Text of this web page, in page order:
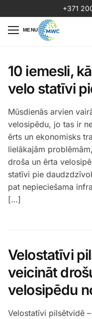
+371
MENU
10 iemesli,
velo statīvi
Mūsdienās arvien
velosipēdu, jo tas ir
ērts un ekonomisks
lielākajām
droša un ērta
statīvi pie
pat nepieciešama
[…]
Velostatīvi
veicināt
velosipēdu
Velostatīvi pilsētvidē